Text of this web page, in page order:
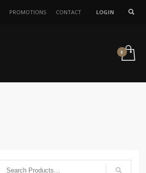
PROMOTIONS CONTACT LOGIN